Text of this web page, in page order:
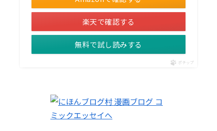
楽天で確認する
無料で試し読みする
ポチップ